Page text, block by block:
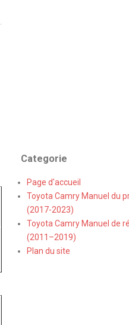
Categorie
Page d'accueil
Toyota Camry Manuel du
(2017-2023)
Toyota Camry Manuel de
(2011–2019)
Plan du site